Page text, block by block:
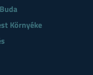
Környéke